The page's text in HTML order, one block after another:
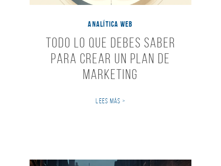
ANALÍTICA WEB
Todo lo que debes saber
para crear un Plan de
Marketing
LEES MÁS >